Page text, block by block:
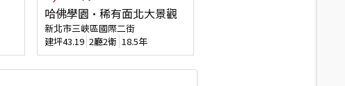
哈佛學園·稀有面北大景觀
新北市三峽區國際二街
建坪43.19 2廳2衛 18.5年